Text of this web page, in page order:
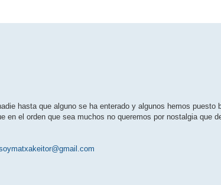
hasta que alguno se ha enterado y algunos hemos puesto
el orden que sea muchos no queremos por nostalgia que